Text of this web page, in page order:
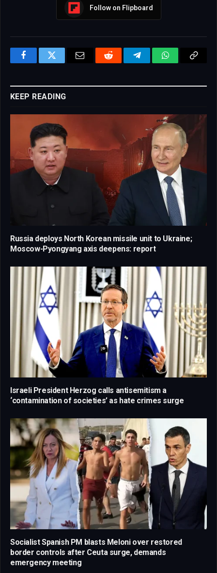
Follow on Flipboard
FacebookTwitter Email Reddit TelegramWhatsApp
KEEP READING
Russia deploys North Korean missile unit to Ukraine;
Moscow-Pyongyang axis deepens: report
Israeli President Herzog calls antisemitism a
‘contamination of societies’ as hate crimes surge
Socialist Spanish PM blasts Meloni over restored
border controls after Ceuta surge, demands
emergency meeting